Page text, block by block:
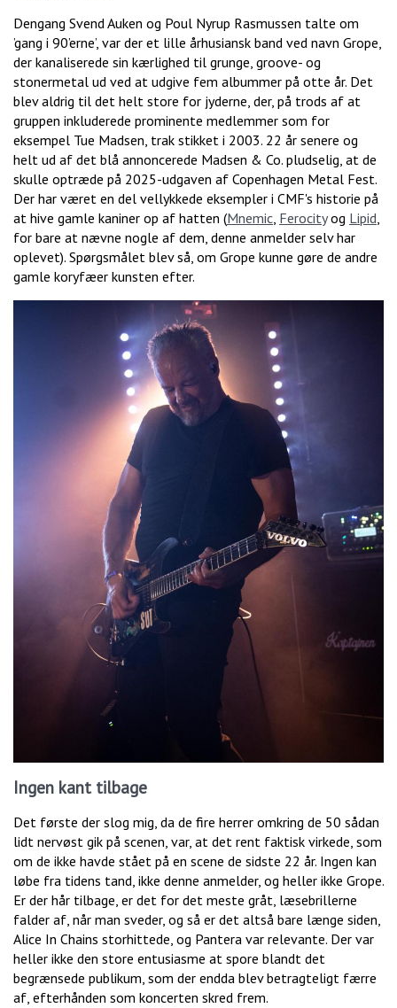
Dengang Svend Auken og Poul Nyrup Rasmussen talte om
’gang i 90’erne’, var der et lille århusiansk band ved navn Grope,
der kanaliserede sin kærlighed til grunge, groove- og
stonermetal ud ved at udgive fem albummer på otte år. Det
blev aldrig til det helt store for jyderne, der, på trods af at
gruppen inkluderede prominente medlemmer som for
eksempel Tue Madsen, trak stikket i 2003. 22 år senere og
helt ud af det blå annoncerede Madsen & Co. pludselig, at de
skulle optræde på 2025-udgaven af Copenhagen Metal Fest.
Der har været en del vellykkede eksempler i CMF's historie på
at hive gamle kaniner op af hatten (Mnemic Ferocityog Lipid
for bare at nævne nogle af dem, denne anmelder selv har
oplevet). Spørgsmålet blev så, om Grope kunne gøre de andre
gamle koryfæer kunsten efter.
Ingen kant tilbage
Det første der slog mig, da de fire herrer omkring de 50 sådan
lidt nervøst gik på scenen, var, at det rent faktisk virkede, som
om de ikke havde stået på en scene de sidste 22 år. Ingen kan
løbe fra tidens tand, ikke denne anmelder, og heller ikke Grope.
Er der hår tilbage, er det for det meste gråt, læsebrillerne
falder af, når man sveder, og så er det altså bare længe siden,
Alice In Chains storhittede, og Pantera var relevante. Der var
heller ikke den store entusiasme at spore blandt det
begrænsede publikum, som der endda blev betragteligt færre
af, efterhånden som koncerten skred frem.